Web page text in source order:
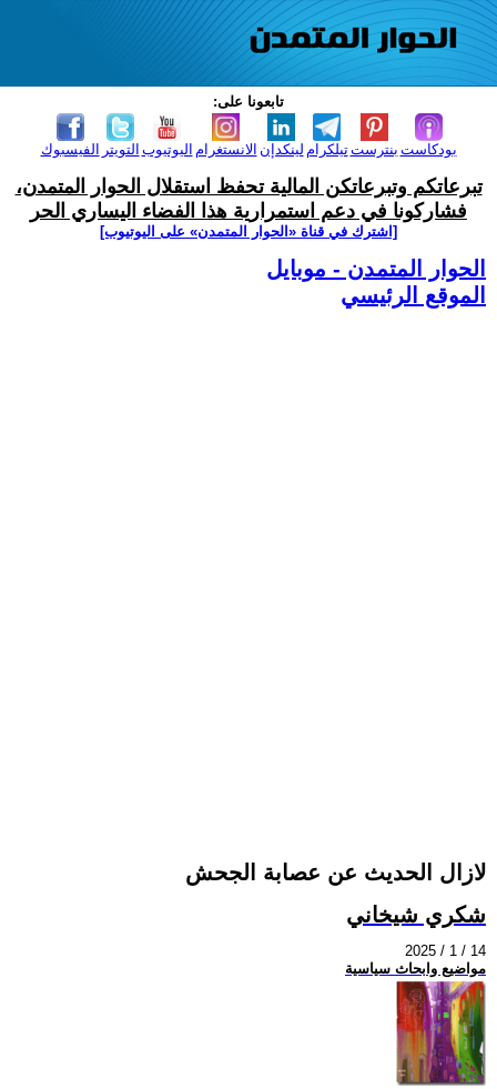
تابعونا على:
الفيسبوك التويتر اليوتيوب الانستغرام لينكدإن تيلكرامبنترست بودكاست
تبرعاتكم وتبرعاتكن المالية تحفظ استقلال الحوار المتمدن،
فشاركونا في دعم استمرارية هذا الفضاء اليساري الحر
[اشترك في قناة ‫«الحوار المتمدن» على اليوتيوب]
الحوار المتمدن - موبايل
الموقع الرئيسي
لازال الحديث عن عصابة الجحش
شكري شيخاني
2025 / 1 / 14
مواضيع وابحاث سياسية